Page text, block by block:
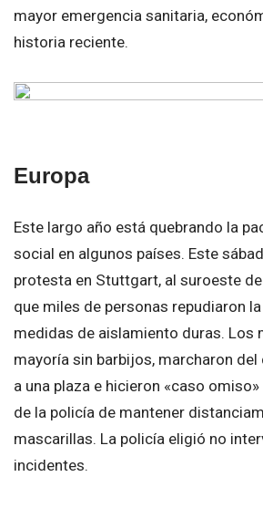
mayor emergencia sanitaria,
historia reciente.
Europa
Este largo año está quebrando la
social en algunos países. Este
protesta en Stuttgart, al suroeste
que miles de personas repudiaron
medidas de aislamiento duras. Los
mayoría sin barbijos, marcharon
a una plaza e hicieron «caso
de la policía de mantener
mascarillas. La policía eligió no
incidentes.